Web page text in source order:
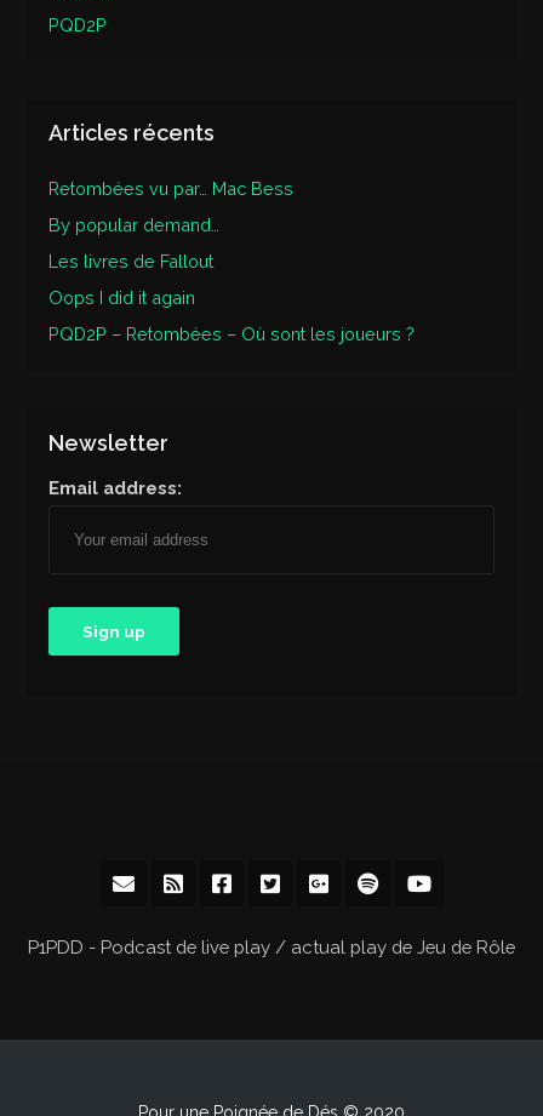
PQD2P
Articles récents
Retombées vu par… Mac Bess
By popular demand…
Les livres de Fallout
Oops I did it again
PQD2P – Retombées – Où sont les joueurs ?
Newsletter
Email address:
P1PDD - Podcast de live play / actual play de Jeu de Rôle